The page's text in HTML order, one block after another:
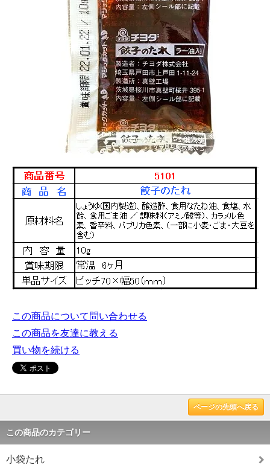
この商品について問い合わせる
この商品を友達に教える
買い物を続ける
ページの先頭へ戻る
この商品のカテゴリー
小袋たれ